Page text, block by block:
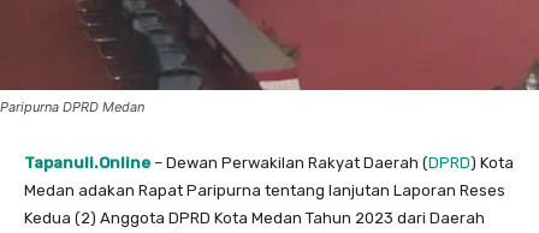
Paripurna DPRD Medan
Tapanuli.Online – Dewan Perwakilan Rakyat Daerah (DPRD) Kota
Medan adakan Rapat Paripurna tentang lanjutan Laporan Reses
Kedua (2) Anggota DPRD Kota Medan Tahun 2023 dari Daerah